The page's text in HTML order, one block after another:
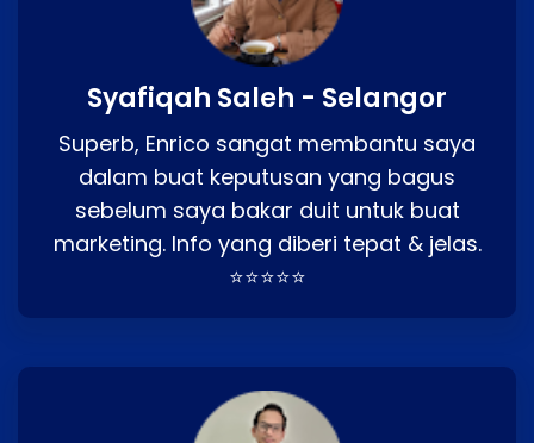
Syafiqah Saleh - Selangor
Superb, Enrico sangat membantu saya
dalam buat keputusan yang bagus
sebelum saya bakar duit untuk buat
marketing. Info yang diberi tepat & jelas.
⭐⭐⭐⭐⭐